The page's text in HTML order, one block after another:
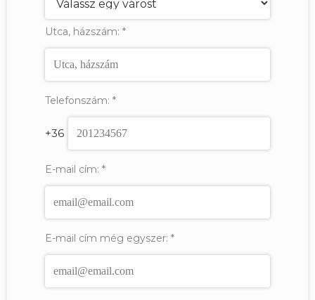
Utca, házszám: *
Telefonszám: *
+36
E-mail cím: *
E-mail cím még egyszer: *